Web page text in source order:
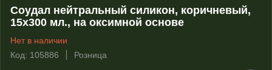
Соудал нейтральный силикон, коричневый,
15х300 мл., на оксимной основе
Нет в наличии
Код: 105886
Розница